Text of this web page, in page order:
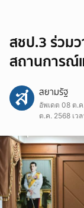
สชป.3 ร่วม
สถานการณ์
สยามรัฐ
อัพเดต 08 ต.
ต.ค. 2568 เว